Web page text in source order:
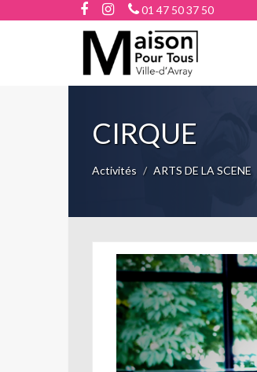
01 47 50 37 50
CIRQUE
Activités ARTS DE LA SCENE